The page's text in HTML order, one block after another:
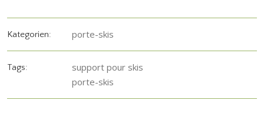
Kategorien: porte-skis
Tags:
support pour skis
porte-skis